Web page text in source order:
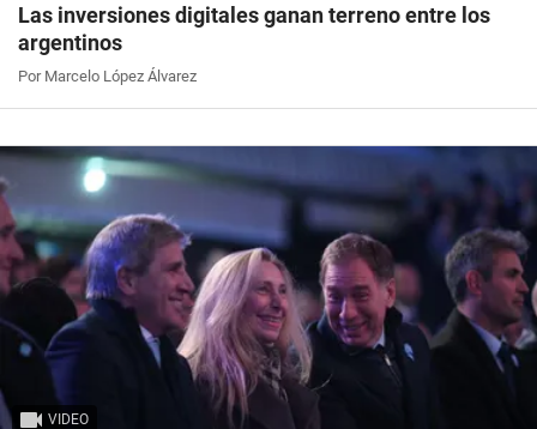
Las inversiones digitales ganan terreno entre los
argentinos
Por Marcelo López Álvarez
VIDEO